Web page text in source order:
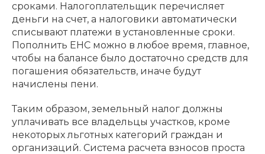
сроками. Налогоплательщик перечисляет
деньги на счет, а налоговики автоматически
списывают платежи в установленные сроки.
Пополнить ЕНС можно в любое время, главное,
чтобы на балансе было достаточно средств для
погашения обязательств, иначе будут
начислены пени.
Таким образом, земельный налог должны
уплачивать все владельцы участков, кроме
некоторых льготных категорий граждан и
организаций. Система расчета взносов проста